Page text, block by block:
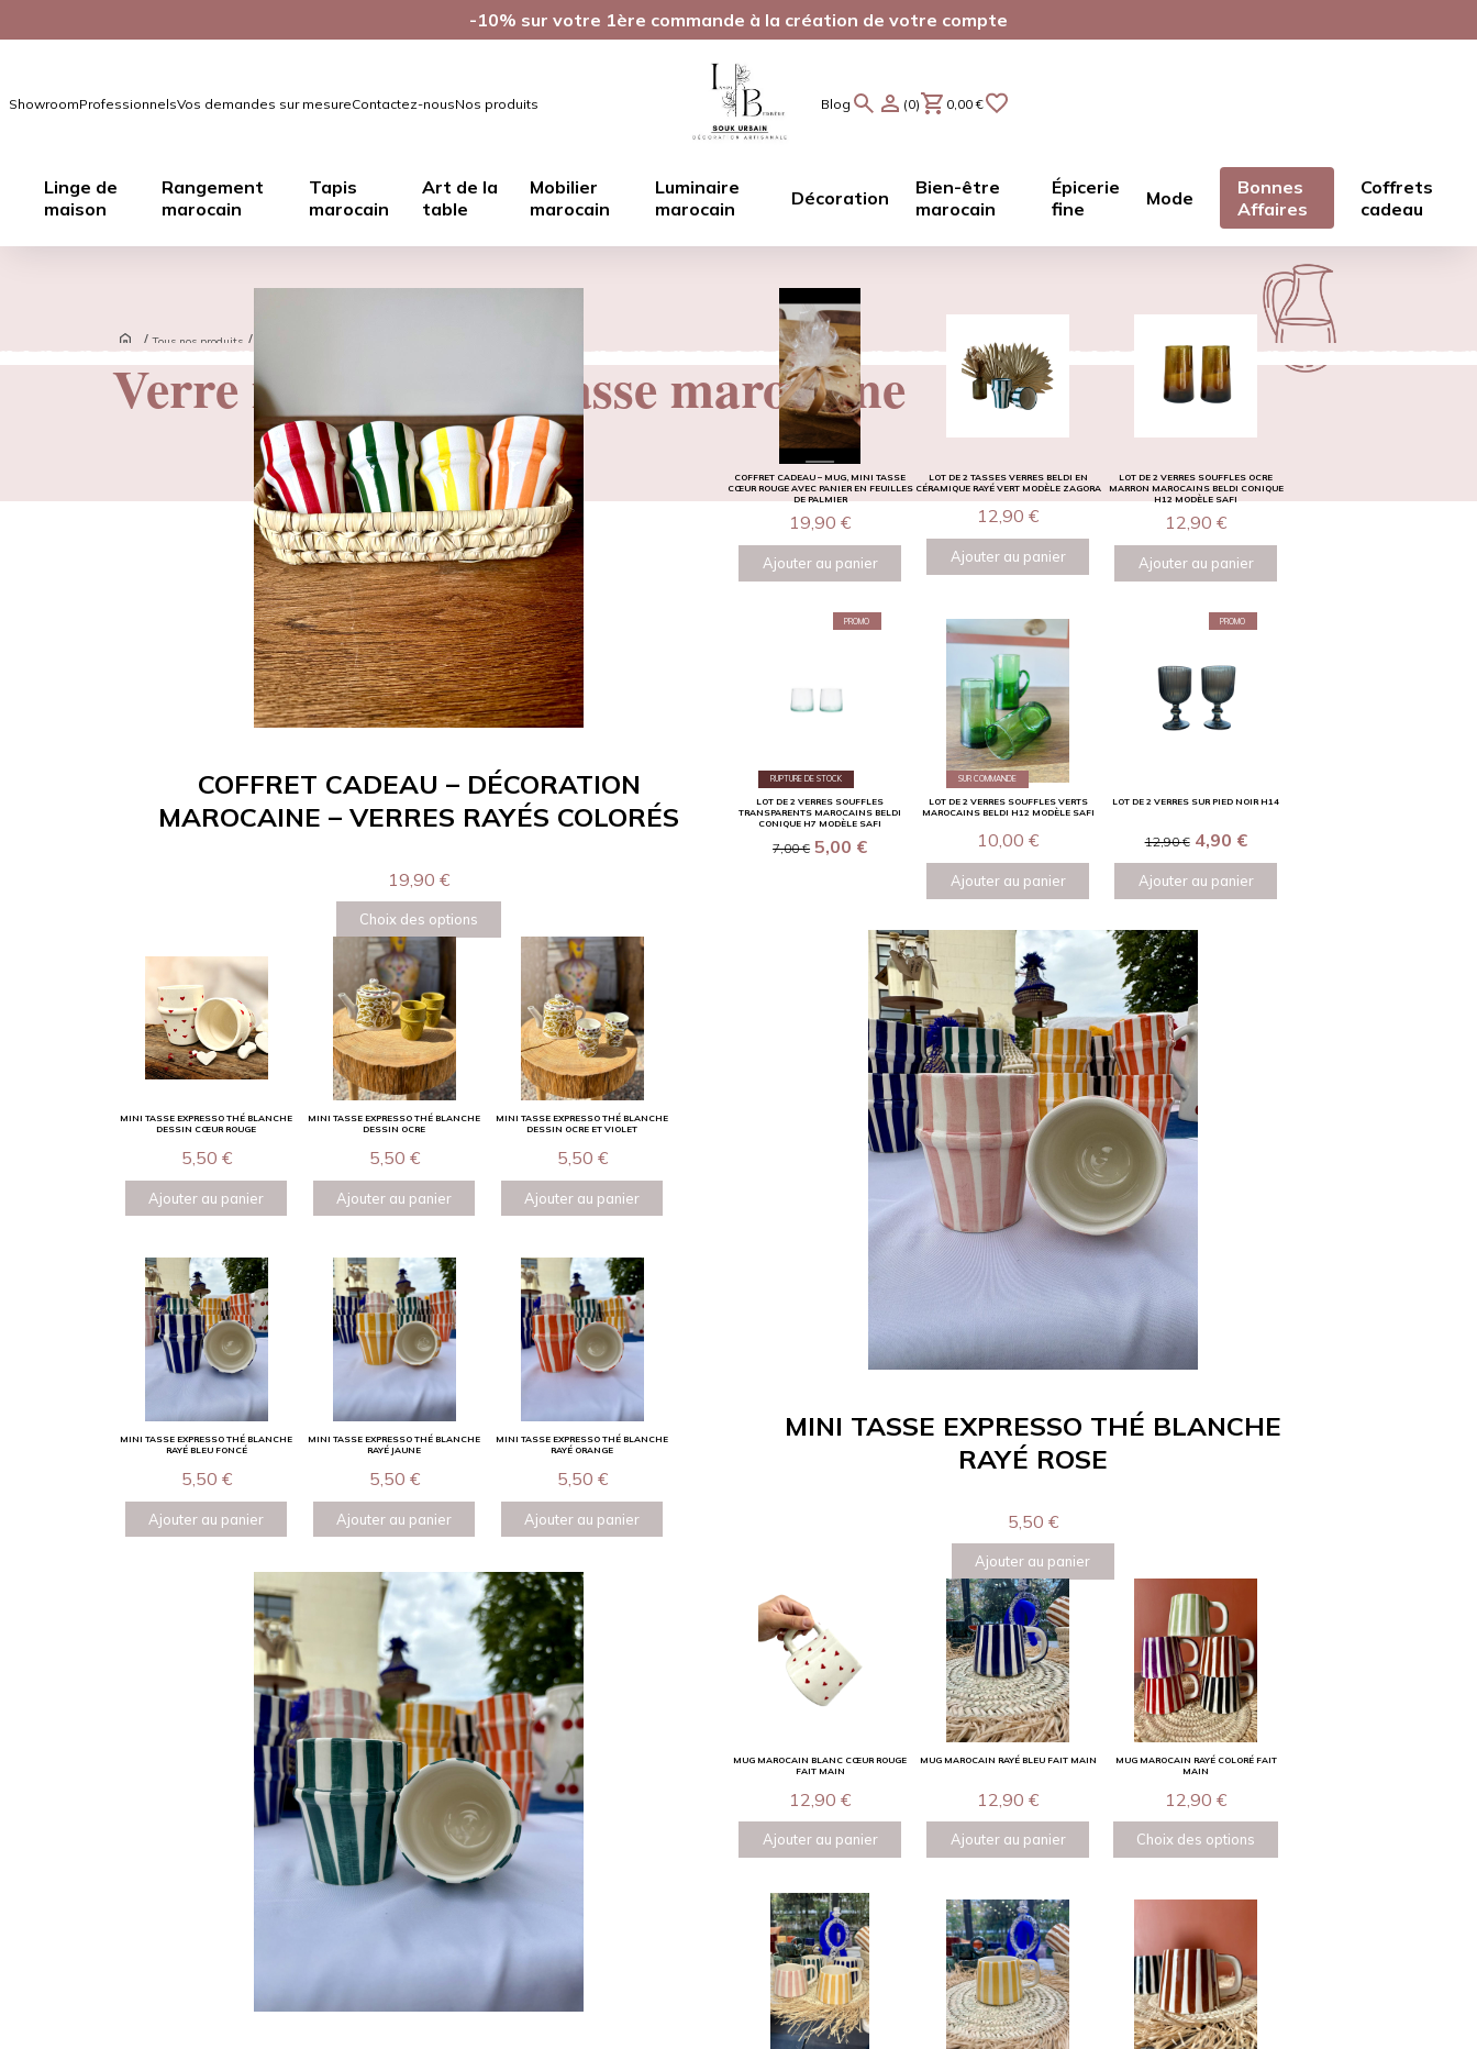
-10% sur votre 1ère commande à la création de votre compte
ShowroomProfessionnelsVos demandes sur mesureContactez-nousNos produits Blog (0) 0,00€
Linge de
maison
Rangement
marocain
Tapis
marocain
Art de la
table
Mobilier
marocain
Luminaire
marocain
Décoration
Bien-être
marocain
Épicerie
fine
Mode
Bonnes
Affaires
Coffrets
cadeau
/ Tous nos produits /
Verre marocain & Tasse marocaine
COFFRET CADEAU – DÉCORATION
MAROCAINE – VERRES RAYÉS COLORÉS
19,90€
Choix des options
COFFRET CADEAU – MUG, MINI TASSE
CŒUR ROUGE AVEC PANIER EN FEUILLES
DE PALMIER
19,90€
Ajouter au panier
LOT DE 2 TASSES VERRES BELDI EN
CÉRAMIQUE RAYÉ VERT MODÈLE ZAGORA
12,90€
Ajouter au panier
LOT DE 2 VERRES SOUFFLES OCRE
MARRON MAROCAINS BELDI CONIQUE
H12 MODÈLE SAFI
12,90€
Ajouter au panier
PROMO
RUPTURE DE STOCK
LOT DE 2 VERRES SOUFFLES
TRANSPARENTS MAROCAINS BELDI
CONIQUE H7 MODÈLE SAFI
7,00€ 5,00 €
SUR COMMANDE
LOT DE 2 VERRES SOUFFLES VERTS
MAROCAINS BELDI H12 MODÈLE SAFI
10,00€
Ajouter au panier
PROMO
LOT DE 2 VERRES SUR PIED NOIR H14
12,90€ 4,90 €
Ajouter au panier
MINI TASSE EXPRESSO THÉ BLANCHE
DESSIN CŒUR ROUGE
5,50 €
Ajouter au panier
MINI TASSE EXPRESSO THÉ BLANCHE
DESSIN OCRE
5,50 €
Ajouter au panier
MINI TASSE EXPRESSO THÉ BLANCHE
DESSIN OCRE ET VIOLET
5,50 €
Ajouter au panier
MINI TASSE EXPRESSO THÉ BLANCHE
RAYÉ BLEU FONCÉ
5,50 €
Ajouter au panier
MINI TASSE EXPRESSO THÉ BLANCHE
RAYÉ JAUNE
5,50 €
Ajouter au panier
MINI TASSE EXPRESSO THÉ BLANCHE
RAYÉ ORANGE
5,50 €
Ajouter au panier
MINI TASSE EXPRESSO THÉ BLANCHE
RAYÉ ROSE
5,50 €
Ajouter au panier
MUG MAROCAIN BLANC CŒUR ROUGE
FAIT MAIN
12,90€
Ajouter au panier
MUG MAROCAIN RAYÉ BLEU FAIT MAIN
12,90€
Ajouter au panier
MUG MAROCAIN RAYÉ COLORÉ FAIT
MAIN
12,90€
Choix des options